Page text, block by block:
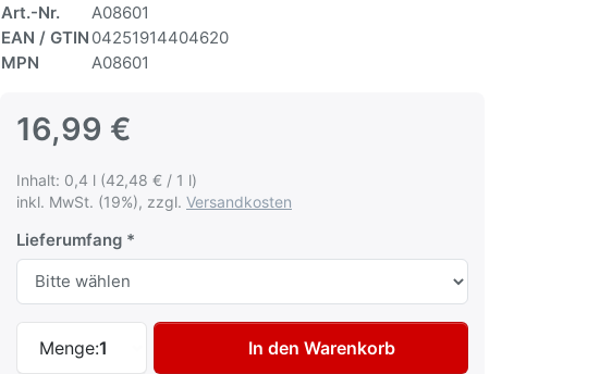
Art.-Nr.
A08601
EAN / GTIN 04251914404620
MPN
A08601
16,99 €
Inhalt: 0,4 l (42,48 € / 1 l)
inkl. MwSt. (19%), zzgl. Versandkosten
Lieferumfang
Menge:1
Autolack Spraydose für Alfa Romeo 940 Blu Medio met
In den Warenkorb